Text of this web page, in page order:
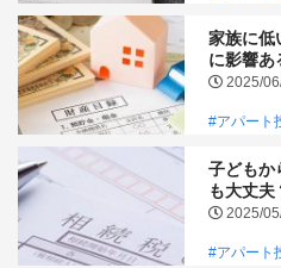
家族に低
に影響あ
2025/
#アパート
子どもか
も大丈夫
2025/
#アパート